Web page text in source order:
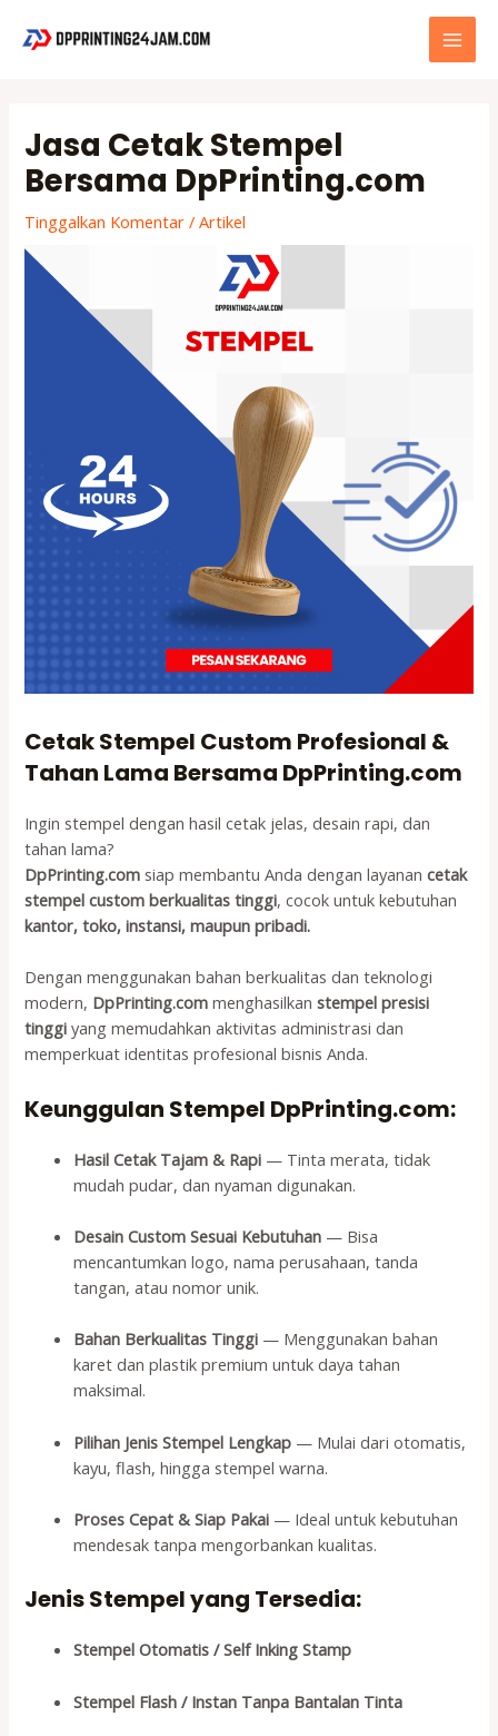
Jasa Cetak Stempel
Bersama DpPrinting.com
Tinggalkan Komentar /Artikel
CetakStempel Custom Profesional &
Tahan Lama Bersama DpPrinting.com
Ingin stempel dengan hasil cetak jelas, desain rapi, dan
tahan lama?
DpPrinting.com siap membantu Anda dengan layanancetak
stempel custom berkualitas tinggi, cocok untuk kebutuhan
kantor, toko, instansi, maupun pribadi.
Dengan menggunakan bahan berkualitas dan teknologi
modern, DpPrinting.com menghasilkanstempel presisi
tinggi yang memudahkan aktivitas administrasi dan
memperkuat identitas profesional bisnis Anda.
Keunggulan Stempel DpPrinting.com:
Hasil Cetak Tajam & Rapi — Tinta merata, tidak
mudah pudar, dan nyaman digunakan.
Desain Custom Sesuai Kebutuhan — Bisa
mencantumkan logo, nama perusahaan, tanda
tangan, atau nomor unik.
Bahan Berkualitas Tinggi — Menggunakan bahan
karet dan plastik premium untuk daya tahan
maksimal.
Pilihan Jenis Stempel Lengkap — Mulai dari otomatis,
kayu, flash, hingga stempel warna.
Proses Cepat & Siap Pakai — Ideal untuk kebutuhan
mendesak tanpa mengorbankan kualitas.
Jenis Stempel yang Tersedia:
Stempel Otomatis / Self Inking Stamp
Stempel Flash / Instan Tanpa Bantalan Tinta